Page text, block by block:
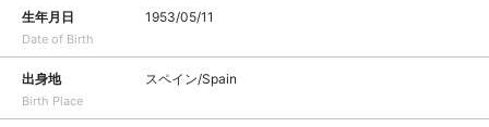
生年月日
Date of Birth
1953/05/11
出身地
Birth Place
スペイン/Spain